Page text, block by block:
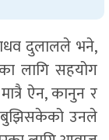
दुलालले भने,
लागि सहयोग
ऐन, कानुन र
बुझिसकेको उनले